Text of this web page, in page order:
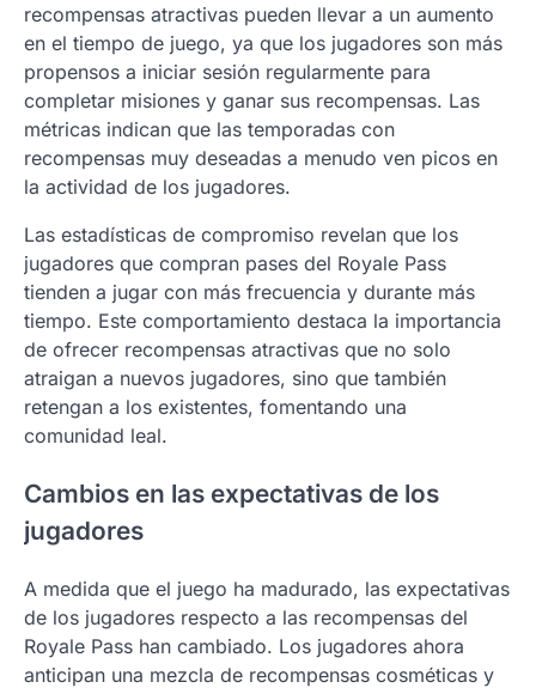
recompensas atractivas pueden llevar a un aumento
en el tiempo de juego, ya que los jugadores son más
propensos a iniciar sesión regularmente para
completar misiones y ganar sus recompensas. Las
métricas indican que las temporadas con
recompensas muy deseadas a menudo ven picos en
la actividad de los jugadores.
Las estadísticas de compromiso revelan que los
jugadores que compran pases del Royale Pass
tienden a jugar con más frecuencia y durante más
tiempo. Este comportamiento destaca la importancia
de ofrecer recompensas atractivas que no solo
atraigan a nuevos jugadores, sino que también
retengan a los existentes, fomentando una
comunidad leal.
Cambios en las expectativas de los
jugadores
A medida que el juego ha madurado, las expectativas
de los jugadores respecto a las recompensas del
Royale Pass han cambiado. Los jugadores ahora
anticipan una mezcla de recompensas cosméticas y